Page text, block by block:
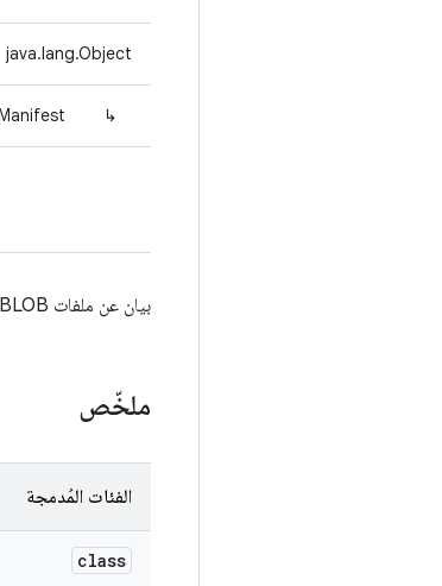
java.lang.Object
↳
بيان عن ملفات BLOB والملفات المطلوب تحميلها
ملخّص
الفئات المُدمجة
class